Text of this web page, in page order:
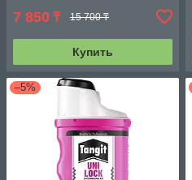
7 850 ₸ 15 700 ₸
Купить
–5%